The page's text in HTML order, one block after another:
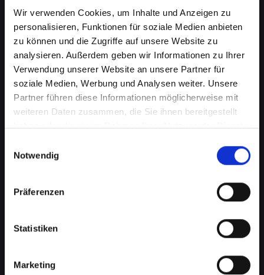
Wir verwenden Cookies, um Inhalte und Anzeigen zu
personalisieren, Funktionen für soziale Medien anbieten
zu können und die Zugriffe auf unsere Website zu
analysieren. Außerdem geben wir Informationen zu Ihrer
Verwendung unserer Website an unsere Partner für
soziale Medien, Werbung und Analysen weiter. Unsere
Partner führen diese Informationen möglicherweise mit
weiteren Daten zusammen, die Sie ihnen bereitgestellt
haben oder die sie im Rahmen Ihrer Nutzung der Dienste
Notwendig
Präferenzen
Statistiken
Marketing
Mikrofondefekt bei Ihrem
IPHONE-12-PRO in Absam?
Lassen Sie es jetzt reparieren
Ein defektes Mikrofon kann Ihre Fähigkeit, an
Telefongesprächen teilzunehmen, erheblich
beeinträchtigen. Dies kann besonders störend
sein, wenn Sie auf Ihr IPHONE-12-PRO für